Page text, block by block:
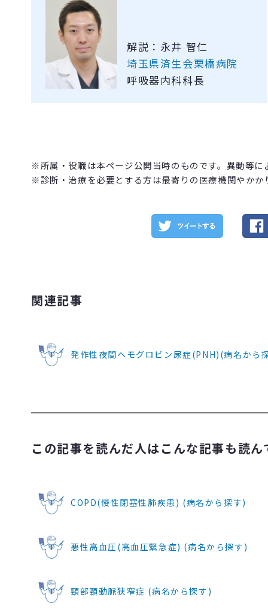
解説：永井 智仁
埼玉県済生会栗橋病院
呼吸器内科科長
※所属・役職は本ページ公開当時のものです。異動等
※診断・治療を必要とする方は最寄りの医療機関やか
関連記事
発作性夜間ヘモグロビン尿症(PNH)(病名から
この記事を読んだ人はこんな記事も読ん
COPD(慢性閉塞性肺疾患) (病名から探す)
悪性高血圧(高血圧緊急症) (病名から探す)
頸部頸動脈狭窄症 (病名から探す)